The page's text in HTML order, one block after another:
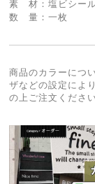
素 材：塩ビシール
数 量：一枚
商品のカラーにつ
ザなどの設定によ
の上ご注文くださ